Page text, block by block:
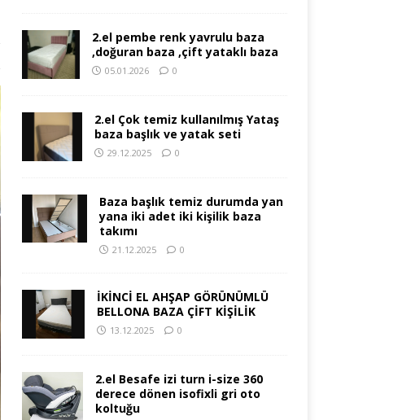
2.el pembe renk yavrulu baza
,doğuran baza ,çift yataklı baza
05.01.2026 0
2.el Çok temiz kullanılmış Yataş
baza başlık ve yatak seti
29.12.2025 0
Baza başlık temiz durumda yan
yana iki adet iki kişilik baza
takımı
21.12.2025 0
İKİNCİ EL AHŞAP GÖRÜNÜMLÜ
BELLONA BAZA ÇİFT KİŞİLİK
13.12.2025 0
2.el Besafe izi turn i-size 360
derece dönen isofixli gri oto
koltuğu